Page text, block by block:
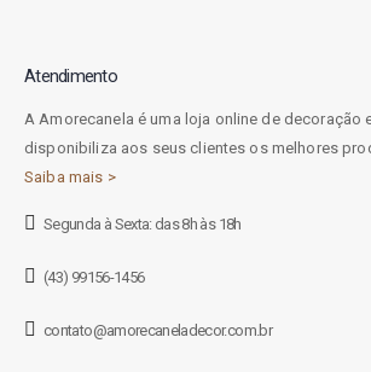
Atendimento
A Amorecanela é uma loja online de decoração
disponibiliza aos seus clientes os melhores
Saiba mais >
Segunda à Sexta: das 8h às 18h
(43) 99156-1456
contato@amorecaneladecor.com.br